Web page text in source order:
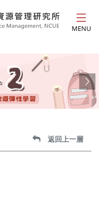
MENU
返回上一層